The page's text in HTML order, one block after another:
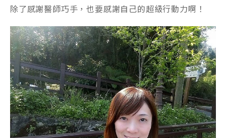
除了感謝醫師巧手，也要感謝自己的超級行動力啊！